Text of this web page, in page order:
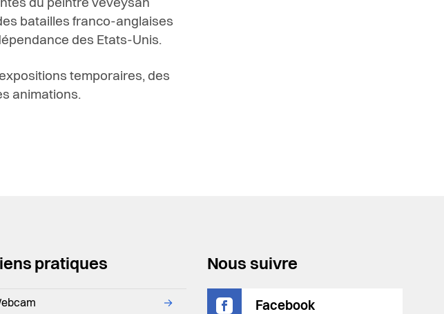
du peintre veveysan
batailles franco-anglaises
des Etats-Unis.
temporaires, des
animations.
pratiques
→
Nous suivre
Facebook